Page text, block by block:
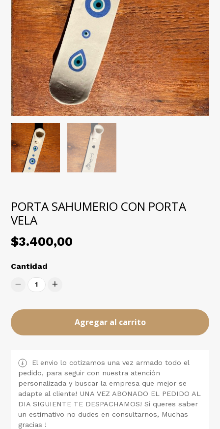
PORTA SAHUMERIO CON PORTA
VELA
$3.400,00
Cantidad
1
Agregar al carrito
El envio lo cotizamos una vez armado todo el
pedido, para seguir con nuestra atención
personalizada y buscar la empresa que mejor se
adapte al cliente! UNA VEZ ABONADO EL PEDIDO AL
DIA SIGUIENTE TE DESPACHAMOS! Si queres saber
un estimativo no dudes en consultarnos, Muchas
gracias !